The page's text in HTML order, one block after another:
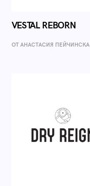
VESTAL REBORN
ОТ AНАСТАСИЯ ПЕЙЧИНСКА